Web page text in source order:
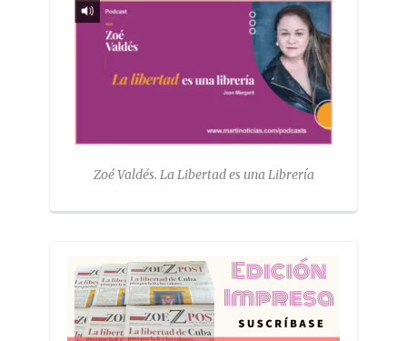
Zoé Valdés. La Libertad es una Librería